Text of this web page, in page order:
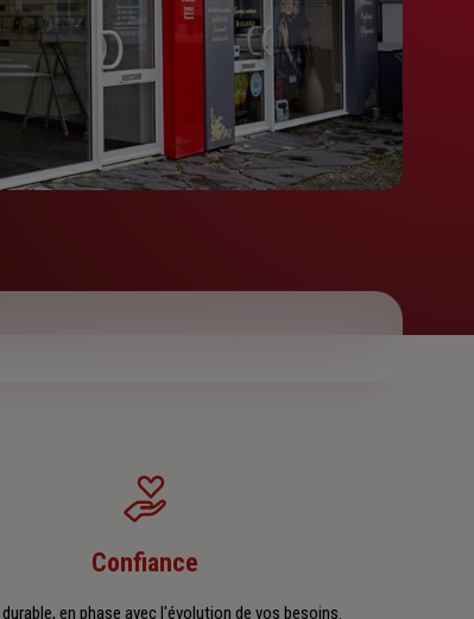
Confiance
durable, en phase avec l'évolution de vos besoins.